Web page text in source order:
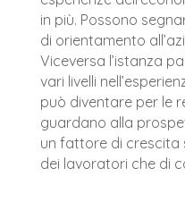
in più. Possono
di orientamento
Viceversa l’istanza
vari livelli
può diventare per le
guardano alla
un fattore di crescita
dei lavoratori che di